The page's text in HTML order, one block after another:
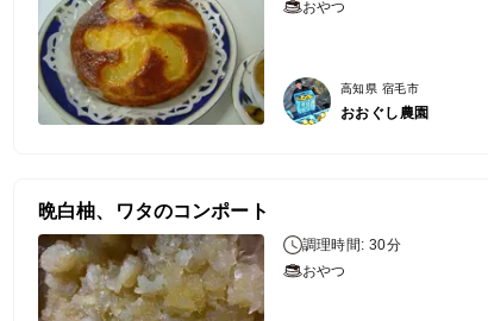
おやつ
高知県 宿毛市
おおぐし農園
晩白柚、ワタのコンポート
調理時間: 30分
おやつ